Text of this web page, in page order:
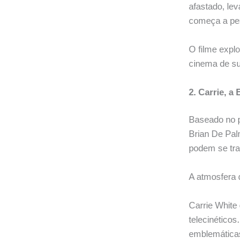
afastado,
começa a
O filme
cinema de
2. Carrie, a
Baseado no
Brian De
podem se
A atmosfera
Carrie White